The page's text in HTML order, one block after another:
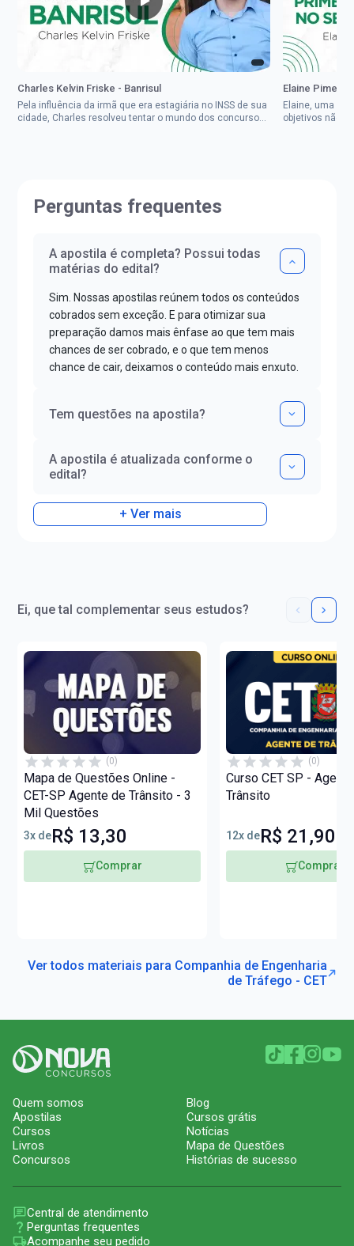
Charles Kelvin Friske - Banrisul
Pela influência da irmã que era estagiária no INSS de sua
cidade, Charles resolveu tentar o mundo dos concursos
Elaine
Elaine, uma
objetivos não
Perguntas frequentes
A apostila é completa? Possui todas
matérias do edital?
Sim. Nossas apostilas reúnem todos os conteúdos
cobrados sem exceção. E para otimizar sua
preparação damos mais ênfase ao que tem mais
chances de ser cobrado, e o que tem menos
chance de cair, deixamos o conteúdo mais enxuto.
Tem questões na apostila?
A apostila é atualizada conforme o
edital?
+ Ver mais
Ei, que tal complementar seus estudos?
(0)
Mapa de Questões Online -
CET-SP Agente de Trânsito - 3
Mil Questões
3x deR$ 13,30
Comprar
(0)
Curso CET SP -
Trânsito
12x deR$ 21,90
Comprar
Ver todos materiais para Companhia de Engenharia
de Tráfego - CET
Quem somos
Apostilas
Cursos
Livros
Concursos
Blog
Cursos grátis
Notícias
Mapa de Questões
Histórias de sucesso
Central de atendimento
Perguntas frequentes
Acompanhe seu pedido